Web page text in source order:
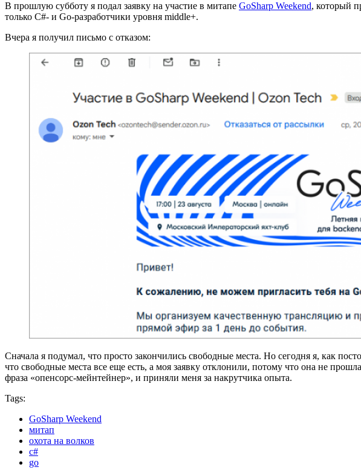
В прошлую субботу я подал заявку на участие в митапе GoSharp Weekend, который
только C#- и Go-разработчики уровня middle+.
Вчера я получил письмо с отказом:
Сначала я подумал, что просто закончились свободные места. Но сегодня я, как
что свободные места все еще есть, а моя заявку отклонили, потому что она не
фраза «опенсорс-мейнтейнер», и приняли меня за накрутчика опыта.
Tags:
GoSharp Weekend
митап
охота на волков
c#
go